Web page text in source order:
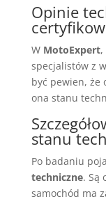
Opinie
W MotoExpert,
specjalistów z
być pewien, że
ona stanu
stanu
Po badaniu
techniczne. Są
samochód ma